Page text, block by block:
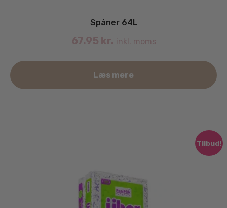
Spåner 64L
67.95 kr. inkl. moms
Læs mere
Tilbud!